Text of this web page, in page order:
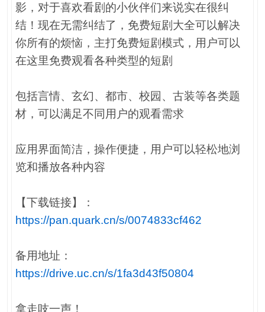
影，对于喜欢看剧的小伙伴们来说实在很纠
结！现在无需纠结了，免费短剧大全可以解决
你所有的烦恼，主打免费短剧模式，用户可以
在这里免费观看各种类型的短剧
包括言情、玄幻、都市、校园、古装等各类题
材，可以满足不同用户的观看需求
应用界面简洁，操作便捷，用户可以轻松地浏
览和播放各种内容
【下载链接】：
https://pan.quark.cn/s/0074833cf462
备用地址：
https://drive.uc.cn/s/1fa3d43f50804
拿走吱一声！